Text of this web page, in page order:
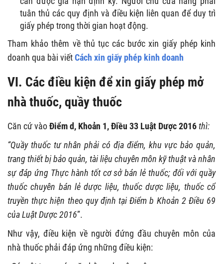
tuân thủ các quy định và điều kiện liên quan để duy trì
giấy phép trong thời gian hoạt động.
Tham khảo thêm về thủ tục các bước xin giấy phép kinh
doanh qua bài viếtCách xin giấy phép kinh doanh
VI. Các điều kiện để xin giấy phép mở
nhà thuốc, quầy thuốc
Căn cứ vàoĐiểm d, Khoản 1, Điều 33 Luật Dược 2016thì:
“Quầy thuốc tư nhân phải có địa điểm, khu vực bảo quản,
trang thiết bị bảo quản, tài liệu chuyên môn kỹ thuật và nhân
sự đáp ứng Thực hành tốt cơ sở bán lẻ thuốc; đối với quầy
thuốc chuyên bán lẻ dược liệu, thuốc dược liệu, thuốc cổ
truyền thực hiện theo quy định tại Điểm b Khoản 2 Điều 69
của Luật Dược 2016”.
Như vậy, điều kiện về người đứng đầu chuyên môn của
nhà thuốc phải đáp ứng những điều kiện: